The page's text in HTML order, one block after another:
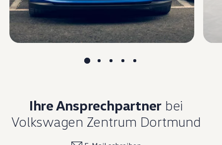
Ihre Ansprechpartner bei
Volkswagen Zentrum Dortmund